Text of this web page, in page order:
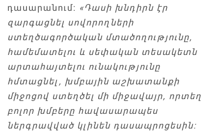
դասարանում: «Դասի խնդիրն էր
զարգացնել սովորողների
ստեղծագործական մտածողությունը,
համեմատելու և սեփական տեսակետն
արտահայտելու ունակությունը
հմտացնել, խմբային աշխատանքի
միջոցով ստեղծել մի միջավայր, որտեղ
բոլոր խմբերը հավասարապես
ներգրավված կլինեն դասապրոցեսին: